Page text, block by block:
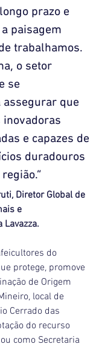
prazo e
paisagem
trabalhamos.
o setor
se
assegurar que
inovadoras
e capazes de
duradouros
Diretor Global de
e
do
protege, promove
de Origem
local de
Cerrado das
do recurso
como Secretaria